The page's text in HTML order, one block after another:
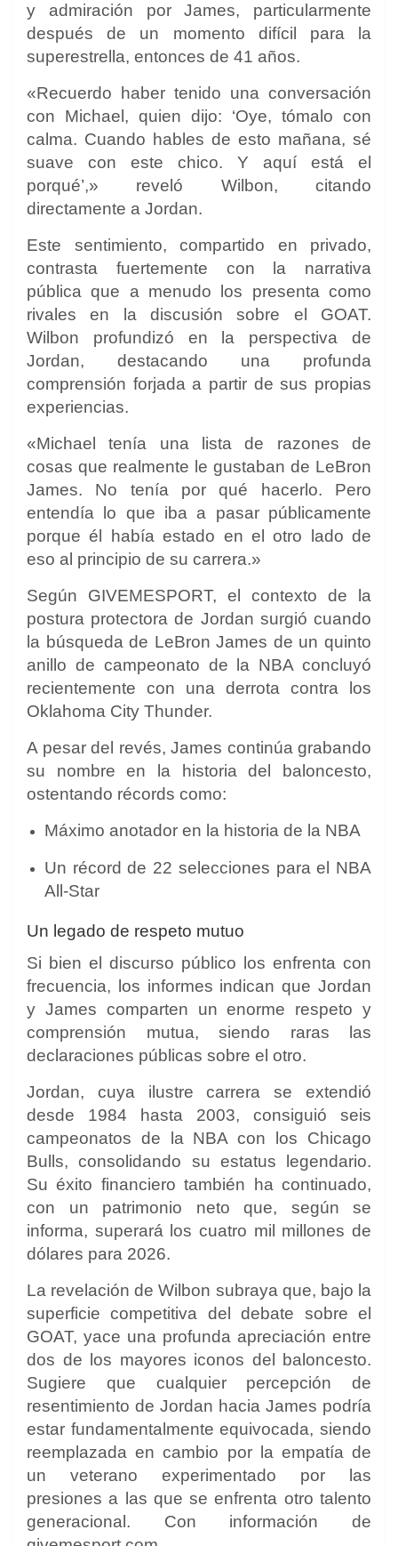
y admiración por James, particularmente
después de un momento difícil para la
superestrella, entonces de 41 años.
«Recuerdo haber tenido una conversación
con Michael, quien dijo: ‘Oye, tómalo con
calma. Cuando hables de esto mañana, sé
suave con este chico. Y aquí está el
porqué’,» reveló Wilbon, citando
directamente a Jordan.
Este sentimiento, compartido en privado,
contrasta fuertemente con la narrativa
pública que a menudo los presenta como
rivales en la discusión sobre el GOAT.
Wilbon profundizó en la perspectiva de
Jordan, destacando una profunda
comprensión forjada a partir de sus propias
experiencias.
«Michael tenía una lista de razones de
cosas que realmente le gustaban de LeBron
James. No tenía por qué hacerlo. Pero
entendía lo que iba a pasar públicamente
porque él había estado en el otro lado de
eso al principio de su carrera.»
Según GIVEMESPORT, el contexto de la
postura protectora de Jordan surgió cuando
la búsqueda de LeBron James de un quinto
anillo de campeonato de la NBA concluyó
recientemente con una derrota contra los
Oklahoma City Thunder.
A pesar del revés, James continúa grabando
su nombre en la historia del baloncesto,
ostentando récords como:
Máximo anotador en la historia de la NBA
Un récord de 22 selecciones para el NBA
All-Star
Un legado de respeto mutuo
Si bien el discurso público los enfrenta con
frecuencia, los informes indican que Jordan
y James comparten un enorme respeto y
comprensión mutua, siendo raras las
declaraciones públicas sobre el otro.
Jordan, cuya ilustre carrera se extendió
desde 1984 hasta 2003, consiguió seis
campeonatos de la NBA con los Chicago
Bulls, consolidando su estatus legendario.
Su éxito financiero también ha continuado,
con un patrimonio neto que, según se
informa, superará los cuatro mil millones de
dólares para 2026.
La revelación de Wilbon subraya que, bajo la
superficie competitiva del debate sobre el
GOAT, yace una profunda apreciación entre
dos de los mayores iconos del baloncesto.
Sugiere que cualquier percepción de
resentimiento de Jordan hacia James podría
estar fundamentalmente equivocada, siendo
reemplazada en cambio por la empatía de
un veterano experimentado por las
presiones a las que se enfrenta otro talento
generacional. Con información de